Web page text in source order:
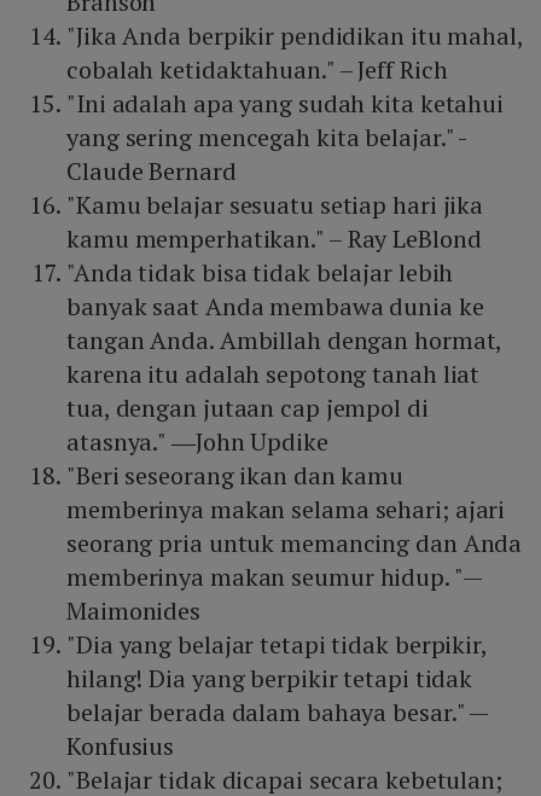
"Jika Anda berpikir pendidikan itu mahal,
cobalah ketidaktahuan." – Jeff Rich
"Ini adalah apa yang sudah kita ketahui
yang sering mencegah kita belajar." -
Claude Bernard
"Kamu belajar sesuatu setiap hari jika
kamu memperhatikan." – Ray LeBlond
"Anda tidak bisa tidak belajar lebih
banyak saat Anda membawa dunia ke
tangan Anda. Ambillah dengan hormat,
karena itu adalah sepotong tanah liat
tua, dengan jutaan cap jempol di
atasnya." ―John Updike
"Beri seseorang ikan dan kamu
memberinya makan selama sehari; ajari
seorang pria untuk memancing dan Anda
memberinya makan seumur hidup. "—
Maimonides
"Dia yang belajar tetapi tidak berpikir,
hilang! Dia yang berpikir tetapi tidak
belajar berada dalam bahaya besar." —
Konfusius
"Belajar tidak dicapai secara kebetulan;